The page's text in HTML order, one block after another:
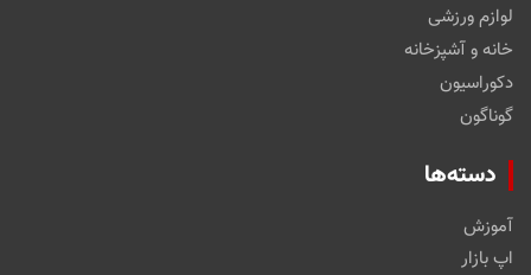
لوازم ورزشی
خانه و آشپزخانه
دکوراسیون
گوناگون
دسته‌ها
آموزش
اپ بازار